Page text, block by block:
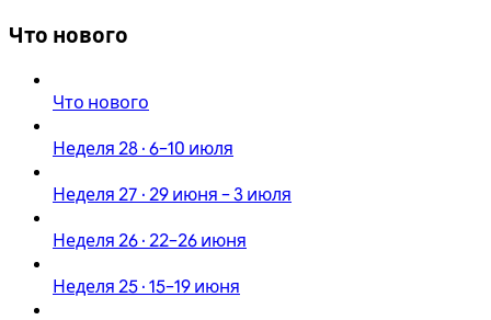
Что нового
Что нового
Неделя 28 · 6–10 июля
Неделя 27 · 29 июня – 3 июля
Неделя 26 · 22–26 июня
Неделя 25 · 15–19 июня